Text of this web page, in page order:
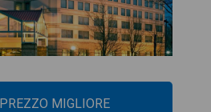
MIGLIORE